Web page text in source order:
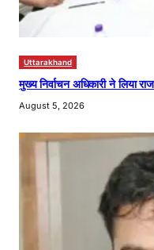
Uttarakhand
मुख्य निर्वाचन अधिकारी ने
August 5, 2026